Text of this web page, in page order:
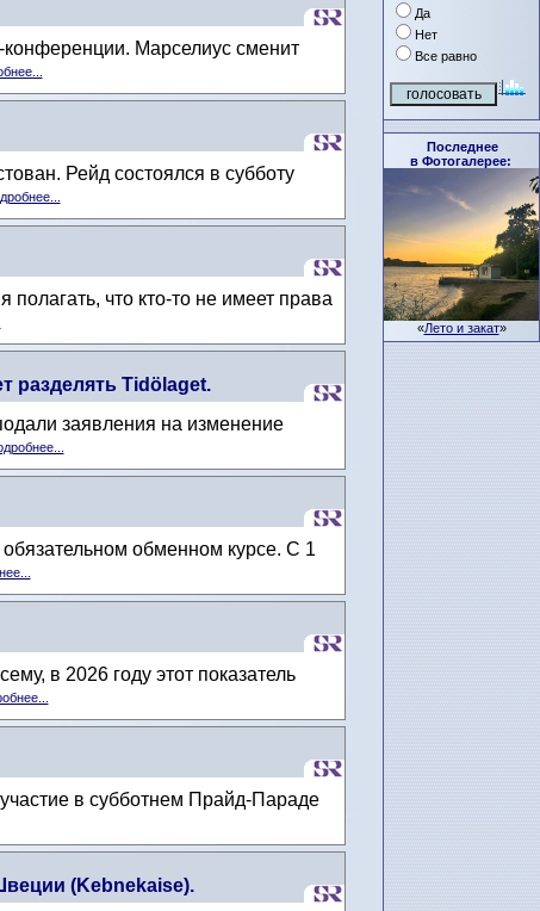
Да
Нет
Все равно
Последнее
в Фотогалерее:
«Лето и закат»
Марселиус сменит
Рейд состоялся в субботу
что кто-то не имеет права
разделять Tidölaget.
заявления на изменение
обменном курсе. С 1
в 2026 году этот показатель
в субботнем Прайд-Параде
(Kebnekaise).